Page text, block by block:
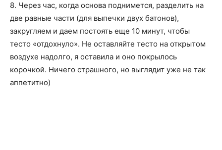
8. Через час, когда основа поднимется, разделить на
две равные части (для выпечки двух батонов),
закругляем и даем постоять еще 10 минут, чтобы
тесто «отдохнуло». Не оставляйте тесто на открытом
воздухе надолго, я оставила и оно покрылось
корочкой. Ничего страшного, но выглядит уже не так
аппетитно)